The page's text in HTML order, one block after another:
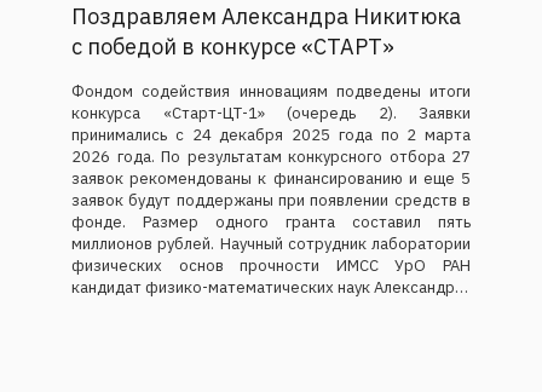
Поздравляем Александра Никитюка
с победой в конкурсе «СТАРТ»
Фондом содействия инновациям подведены итоги
конкурса «Старт-ЦТ-1» (очередь 2). Заявки
принимались с 24 декабря 2025 года по 2 марта
2026 года. По результатам конкурсного отбора 27
заявок рекомендованы к финансированию и еще 5
заявок будут поддержаны при появлении средств в
фонде. Размер одного гранта составил пять
миллионов рублей. Научный сотрудник лаборатории
физических основ прочности ИМСС УрО РАН
кандидат физико-математических наук Александр…